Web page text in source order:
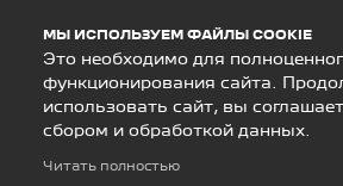
МЫ ИСПОЛЬЗУЕМ ФАЙЛЫ COOKIE
Это необходимо для
функционирования сайта.
использовать сайт, вы
сбором и обработкой данных.
Читать полностью